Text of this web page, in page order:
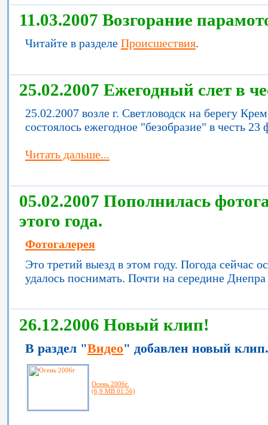
11.03.2007 Возгорание
Читайте в разделе Происшествия.
25.02.2007 Ежегодный слет в
25.02.2007 возле г. Светловодск на берегу
состоялось ежегодное "безобразие" в честь 23
Читать дальше...
05.02.2007 Пополнилась
этого года.
Фотогалерея
Это третий выезд в этом году. Погода сейчас
удалось поснимать. Почти на середине
26.12.2006 Новый клип!
В раздел "Видео" добавлен новый клип.
Осень 2006г.
(6,9 MB 01:56)